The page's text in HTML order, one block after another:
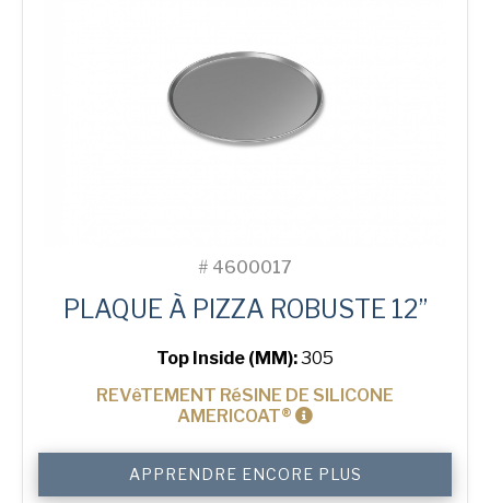
# 4600017
PLAQUE À PIZZA ROBUSTE 12”
Top Inside (MM):305
REVêTEMENT RéSINE DE SILICONE
AMERICOAT®
APPRENDRE ENCORE PLUS